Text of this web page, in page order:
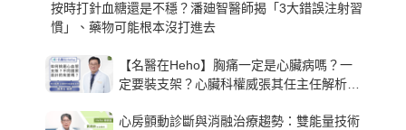
按時打針血糖還是不穩？潘廸智醫師揭「3大錯誤注射習
慣」、藥物可能根本沒打進去
【名醫在Heho】胸痛一定是心臟病嗎？一
定要裝支架？心臟科權威張其任主任解析支
心房顫動診斷與消融治療趨勢：雙能量技術